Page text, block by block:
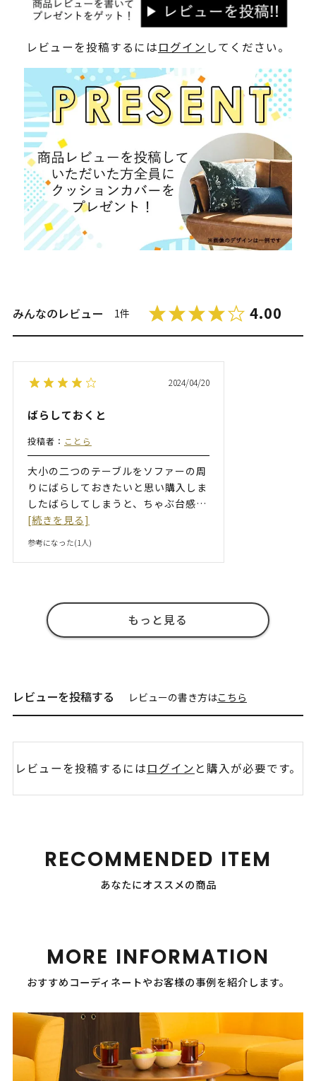
レビューを投稿するにはログイン してください。
みんなのレビュー 1件 4.00
2024/04/20
ばらしておくと
投稿者： ことら
大小の二つのテーブルをソファーの周
りにばらしておきたいと思い購入しま
したばらしてしまうと、ちゃぶ台感…
[続きを見る]
参考になった(1人)
もっと見る
レビューを投稿する レビューの書き方はこちら
レビューを投稿するにはログイン と購入が必要です。
RECOMMENDED ITEM
あなたにオススメの商品
MORE INFORMATION
おすすめコーディネートやお客様の事例を紹介します。